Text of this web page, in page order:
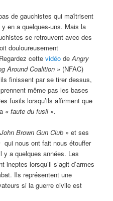
de gauchistes qui maîtrisent
en a quelques-uns. Mais la
se retrouvent avec des
douloureusement
cettevidéo deAngry
Around Coalition » (NFAC)
finissent par se tirer dessus,
même pas les bases
fusils lorsqu’ils affirment que
« faute du fusil ».
Brown Gun Club » et ses
qui nous ont fait nous étouffer
y a quelques années. Les
lorsqu’il s’agit d’armes
Ils représentent une
si la guerre civile est